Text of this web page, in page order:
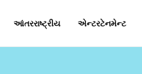
આંતરરાષ્ટ્રીય એન્ટરટેનમેન્ટ